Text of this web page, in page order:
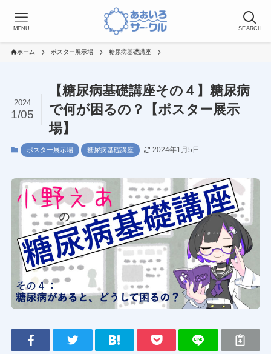
SEARCH
MENU
ホーム ポスター展示場 糖尿病基礎講座
【糖尿病基礎講座その４】糖尿病
で何が困るの？【ポスター展示
場】
2024
1/05
ポスター展示場 糖尿病基礎講座 2024年1月5日